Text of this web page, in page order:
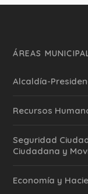
ÁREAS
Alcaldía-
Recursos
Seguridad
Ciudadana y
Economía y